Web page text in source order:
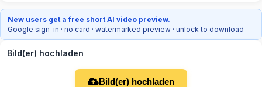
New users get a free short AI video preview.
Google sign-in · no card · watermarked preview · unlock to download
Bild(er) hochladen
Bild(er) hochladen